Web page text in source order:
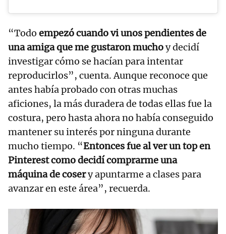
“Todo empezó cuando vi unos pendientes de
una amiga que me gustaron muchoy decidí
investigar cómo se hacían para intentar
reproducirlos”, cuenta. Aunque reconoce que
antes había probado con otras muchas
aficiones, la más duradera de todas ellas fue la
costura, pero hasta ahora no había conseguido
mantener su interés por ninguna durante
mucho tiempo. “Entonces fue al ver un top en
Pinterest como decidí comprarme una
máquina de cosery apuntarme a clases para
avanzar en este área”, recuerda.